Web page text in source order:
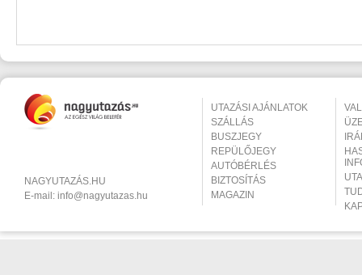
NAGYUTAZÁS.HU
E-mail: info@nagyutazas.hu
UTAZÁSI AJÁNLATOK
SZÁLLÁS
BUSZJEGY
REPÜLŐJEGY
AUTÓBÉRLÉS
BIZTOSÍTÁS
MAGAZIN